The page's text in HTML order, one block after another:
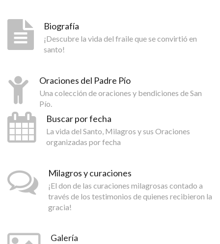
Biografía
¡Descubre la vida del fraile que se convirtió en
santo!
Oraciones del Padre Pío
Una colección de oraciones y bendiciones de San
Pío.
Buscar por fecha
La vida del Santo, Milagros y sus Oraciones
organizadas por fecha
Milagros y curaciones
¡El don de las curaciones milagrosas contado a
través de los testimonios de quienes recibieron la
gracia!
Galería